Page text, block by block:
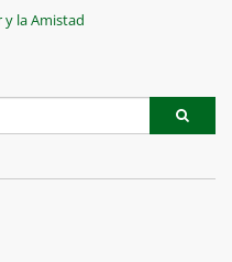
la Amistad